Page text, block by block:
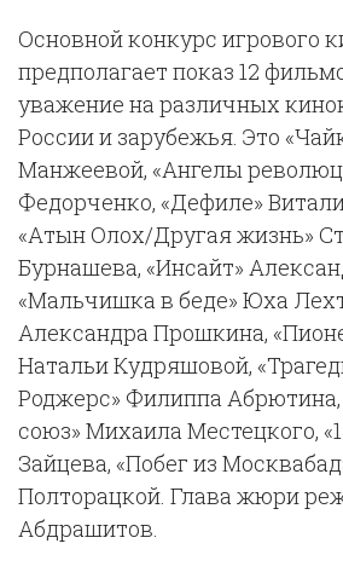
Основной конкурс игрового
предполагает показ 12
уважение на различных
России и зарубежья. Это
Манжеевой, «Ангелы
Федорченко, «Дефиле»
«Атын Олох/Другая жизнь»
Бурнашева, «Инсайт»
«Мальчишка в беде» Юха
Александра Прошкина,
Натальи Кудряшовой,
Роджерс» Филиппа
союз» Михаила Местецкого,
Зайцева, «Побег из
Полторацкой. Глава жюри
Абдрашитов.